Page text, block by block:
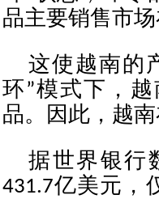
品主要销售市场
这使越南的
环”模式下，
品。因此，越
据世界银行
431.7亿美元，